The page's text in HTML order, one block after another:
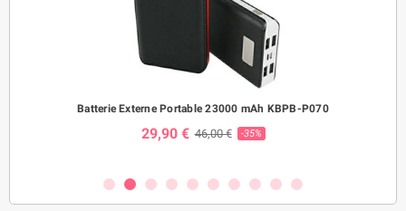
Batterie Externe Portable 23000 mAh KBPB-P070
29,90 € 46,00 € -35%